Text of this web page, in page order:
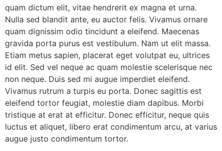
quam dictum elit, vitae hendrerit ex magna et urna.
Nulla sed blandit ante, eu auctor felis. Vivamus ornare
quam dignissim odio tincidunt a eleifend. Maecenas
gravida porta purus est vestibulum. Nam ut elit massa.
Etiam metus sapien, placerat eget volutpat eu, ultrices
id elit. Sed vel neque ac quam molestie scelerisque nec
non neque. Duis sed mi augue imperdiet eleifend.
Vivamus rutrum a turpis eu porta. Donec sagittis est
eleifend tortor feugiat, molestie diam dapibus. Morbi
tristique at erat at efficitur. Donec efficitur, neque quis
luctus et aliquet, libero erat condimentum arcu, at varius
augue justo condimentum tortor.